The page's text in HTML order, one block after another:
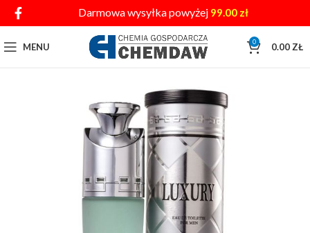
Darmowa wysyłka powyżej 99.00 zł
MENU 0 0.00 ZŁ